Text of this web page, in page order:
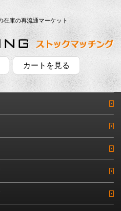
庫の再流通マーケット
カートを見る